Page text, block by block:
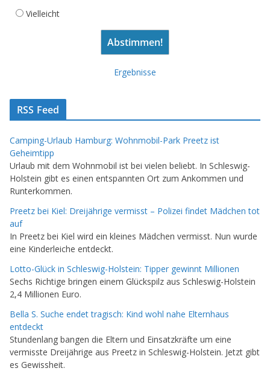
Vielleicht
Ergebnisse
RSS Feed
Camping-Urlaub Hamburg: Wohnmobil-Park Preetz ist
Geheimtipp
Urlaub mit dem Wohnmobil ist bei vielen beliebt. In Schleswig-
Holstein gibt es einen entspannten Ort zum Ankommen und
Runterkommen.
Preetz bei Kiel: Dreijährige vermisst – Polizei findet Mädchen tot
auf
In Preetz bei Kiel wird ein kleines Mädchen vermisst. Nun wurde
eine Kinderleiche entdeckt.
Lotto-Glück in Schleswig-Holstein: Tipper gewinnt Millionen
Sechs Richtige bringen einem Glückspilz aus Schleswig-Holstein
2,4 Millionen Euro.
Bella S. Suche endet tragisch: Kind wohl nahe Elternhaus
entdeckt
Stundenlang bangen die Eltern und Einsatzkräfte um eine
vermisste Dreijährige aus Preetz in Schleswig-Holstein. Jetzt gibt
es Gewissheit.